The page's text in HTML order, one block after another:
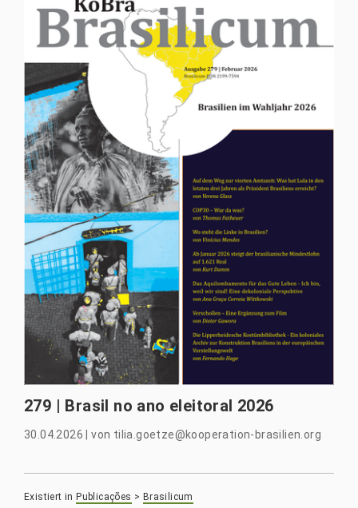
279 | Brasil no ano eleitoral 2026
30.04.2026 |von tilia.goetze@kooperation-brasilien.org
Existiert in Publicações > Brasilicum